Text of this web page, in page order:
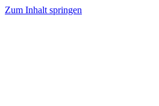
Zum Inhalt springen